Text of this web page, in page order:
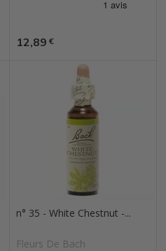
Prix
12,89 €
n° 35 - White Chestnut -...
Fleurs De Bach